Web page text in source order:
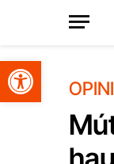
Obre la barra d'eines